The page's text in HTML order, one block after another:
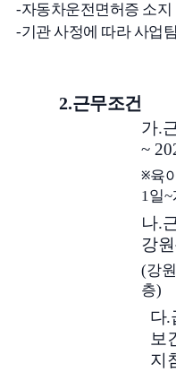
-자동차운전면허증 소지
-기관 사정에 따라 사업
2.근무조건
가.
~
※육
1일~
나.
강
(강
층)
다.
보
지